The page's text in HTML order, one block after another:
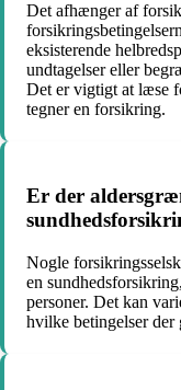
Det afhænger af
eksisterende
undtagelser eller
Det er vigtigt at læse
tegner en forsikring.
Er der
Nogle
en
personer. Det kan
hvilke betingelser